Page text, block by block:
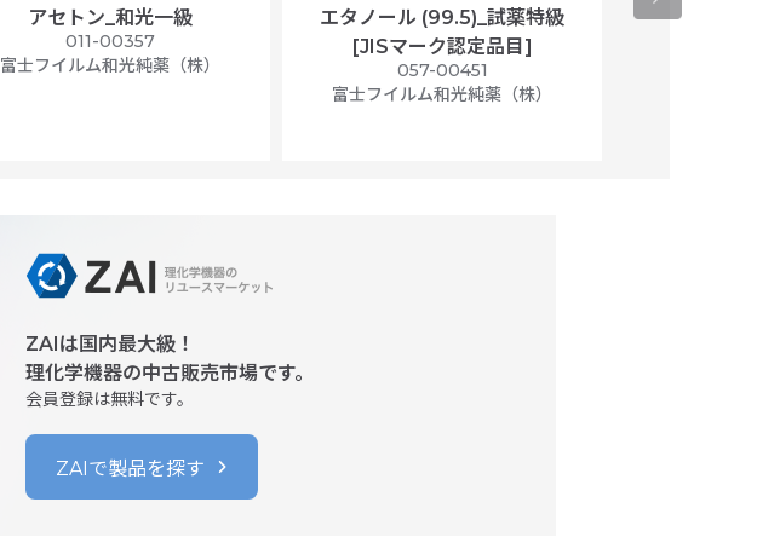
アセトン_和光一級
011-00357
富士フイルム和光純薬（株）
エタノール (99.5)_試薬特級
[JISマーク認定品目]
057-00451
富士フイルム和光純薬（株）
アセトニト
ZAIは国内最大級！
理化学機器の中古販売市場です。
会員登録は無料です。
ZAIで製品を探す